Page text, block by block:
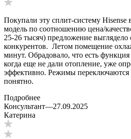
Покупали эту сплит-систему Hisense
модель по соотношению цена/
25-26 тысяч) предложение
конкурентов. Летом помещение
минут. Обрадовало, что есть
когда еще не дали отопление, уже
эффективно. Режимы переключаются
понятно.
Подробнее
Консультант—27.09.2025
Катерина